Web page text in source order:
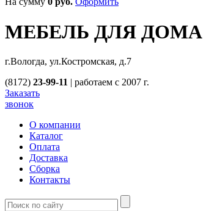
МЕБЕЛЬ ДЛЯ ДОМА
г.Вологда, ул.Костромская, д.7
(8172) 23-99-11 | работаем с 2007 г.
Заказать
звонок
О компании
Каталог
Оплата
Доставка
Сборка
Контакты